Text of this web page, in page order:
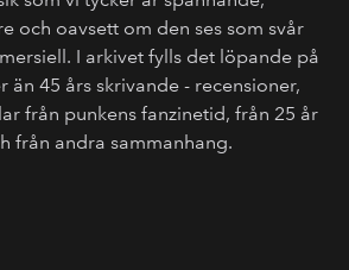
och oavsett om den ses som svår
I arkivet fylls det löpande på
än 45 års skrivande - recensioner,
från punkens fanzinetid, från 25 år
från andra sammanhang.